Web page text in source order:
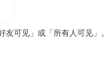
可见」或「所有人可见」。